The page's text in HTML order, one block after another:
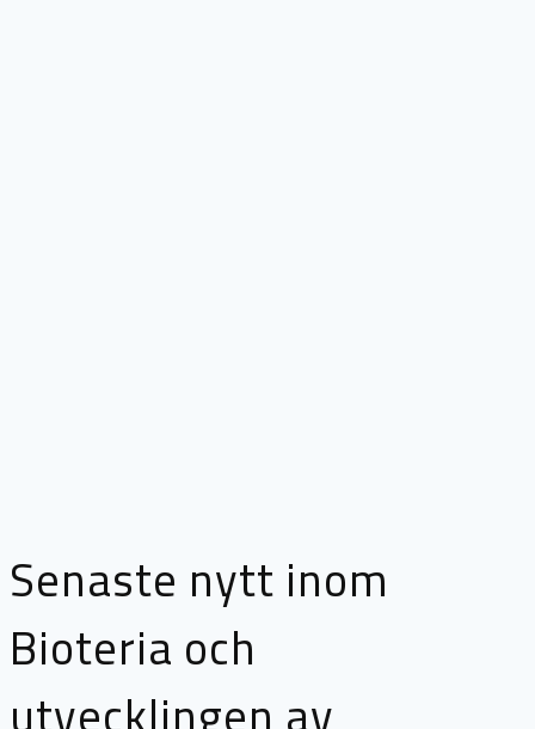
Senaste nytt inom
Bioteria och